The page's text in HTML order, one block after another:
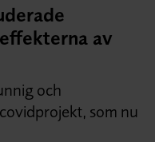
av
och
som nu